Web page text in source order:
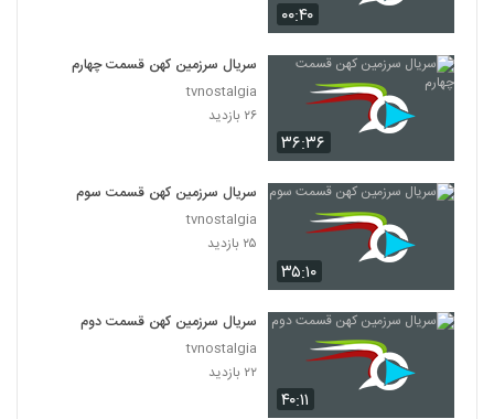
۰۰:۴۰
۳۶:۳۶
سریال سرزمین کهن قسمت چهارم
tvnostalgia
۲۶ بازدید
۳۵:۱۰
سریال سرزمین کهن قسمت سوم
tvnostalgia
۲۵ بازدید
۴۰:۱۱
سریال سرزمین کهن قسمت دوم
tvnostalgia
۲۲ بازدید